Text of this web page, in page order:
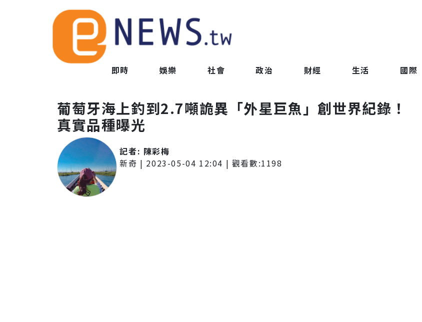
即時 娛樂 社會 政治 財經 生活 國際
葡萄牙海上釣到2.7噸詭異「外星巨魚」創世界紀錄！
真實品種曝光
記者: 陳彩梅
新奇 | 2023-05-04 12:04 | 觀看數:1198